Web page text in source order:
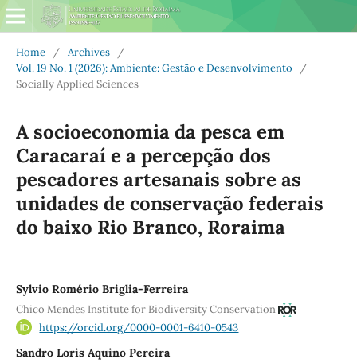
Home / Archives
/
Vol. 19 No. 1 (2026): Ambiente: Gestão e Desenvolvimento
/
Socially Applied Sciences
A socioeconomia da pesca em
Caracaraí e a percepção dos
pescadores artesanais sobre as
unidades de conservação federais
do baixo Rio Branco, Roraima
Sylvio Romério Briglia-Ferreira
Chico Mendes Institute for Biodiversity Conservation
https://orcid.org/0000-0001-6410-0543
Sandro Loris Aquino Pereira